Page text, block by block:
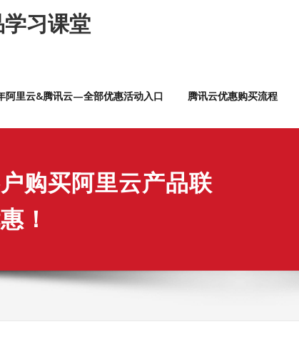
习课堂
阿里云&腾讯云—全部优惠活动入口 腾讯云优惠购买流程
购买阿里云产品联
！